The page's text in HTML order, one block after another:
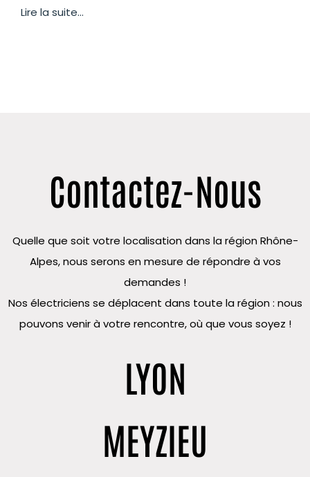
Lire la suite...
Contactez-Nous
Quelle que soit votre localisation dans la région Rhône-
Alpes, nous serons en mesure de répondre à vos
demandes !
Nos électriciens se déplacent dans toute la région : nous
pouvons venir à votre rencontre, où que vous soyez !
LYON
MEYZIEU